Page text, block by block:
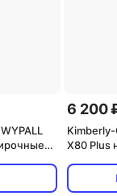
6 200
Kimberly-
X80 Plus